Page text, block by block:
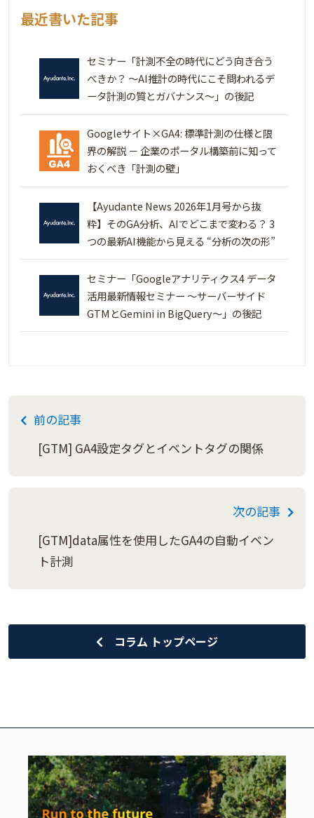
最近書いた記事
セミナー「計測不全の時代にどう向き合う
べきか？ 〜AI推計の時代にこそ問われるデ
ータ計測の質とガバナンス〜」の後記
Googleサイト×GA4: 標準計測の仕様と限
界の解説 － 企業のポータル構築前に知って
おくべき「計測の壁」
【Ayudante News 2026年1月号から抜
粋】そのGA分析、AIでどこまで変わる？ 3
つの最新AI機能から見える “分析の次の形”
セミナー「Googleアナリティクス4 データ
活用最新情報セミナー 〜サーバーサイド
GTMとGemini in BigQuery〜」の後記
前の記事
[GTM] GA4設定タグとイベントタグの関係
次の記事
[GTM]data属性を使用したGA4の自動イベン
ト計測
コラム トップページ